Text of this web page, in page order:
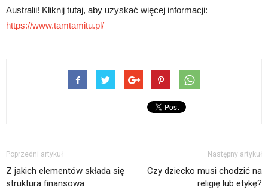
Australii! Kliknij tutaj, aby uzyskać więcej informacji:
https://www.tamtamitu.pl/
Poprzedni artykuł
Z jakich elementów składa się
struktura finansowa
Następny artykuł
Czy dziecko musi chodzić na
religię lub etykę?